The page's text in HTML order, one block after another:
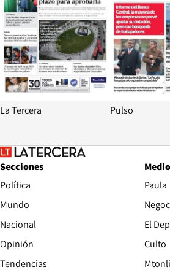
La Tercera Pulso
Secciones
Política
Mundo
Nacional
Opinión
Tendencias
Paula
El
Culto